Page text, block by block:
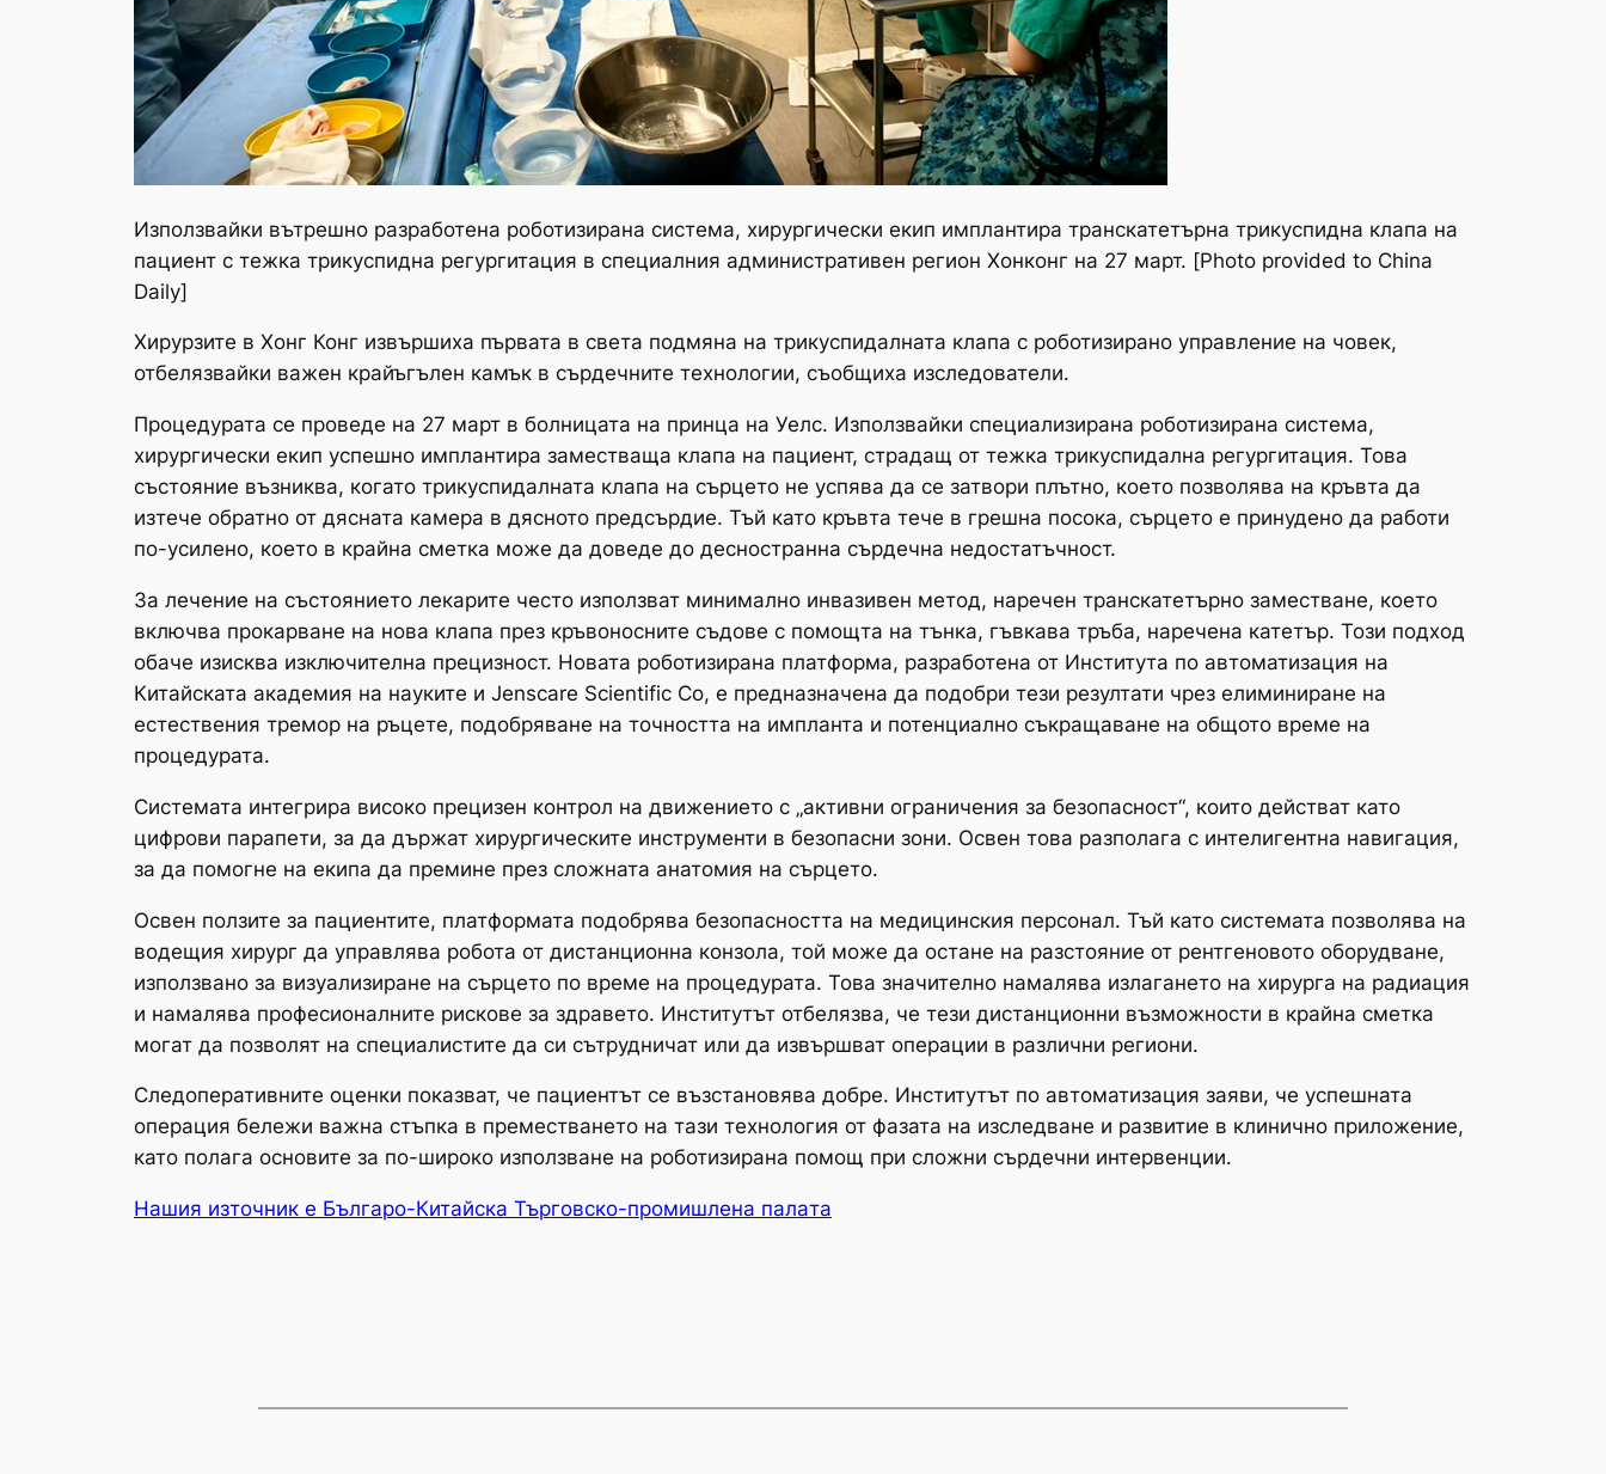
Използвайки вътрешно разработена роботизирана система, хирургически екип имплантира транскатетърна трикуспидна клапа на
пациент с тежка трикуспидна регургитация в специалния административен регион Хонконг на 27 март. [Photo provided to China
Daily]
Хирурзите в Хонг Конг извършиха първата в света подмяна на трикуспидалната клапа с роботизирано управление на човек,
отбелязвайки важен крайъгълен камък в сърдечните технологии, съобщиха изследователи.
Процедурата се проведе на 27 март в болницата на принца на Уелс. Използвайки специализирана роботизирана система,
хирургически екип успешно имплантира заместваща клапа на пациент, страдащ от тежка трикуспидална регургитация. Това
състояние възниква, когато трикуспидалната клапа на сърцето не успява да се затвори плътно, което позволява на кръвта да
изтече обратно от дясната камера в дясното предсърдие. Тъй като кръвта тече в грешна посока, сърцето е принудено да работи
по-усилено, което в крайна сметка може да доведе до десностранна сърдечна недостатъчност.
За лечение на състоянието лекарите често използват минимално инвазивен метод, наречен транскатетърно заместване, което
включва прокарване на нова клапа през кръвоносните съдове с помощта на тънка, гъвкава тръба, наречена катетър. Този подход
обаче изисква изключителна прецизност. Новата роботизирана платформа, разработена от Института по автоматизация на
Китайската академия на науките и Jenscare Scientific Co, е предназначена да подобри тези резултати чрез елиминиране на
естествения тремор на ръцете, подобряване на точността на импланта и потенциално съкращаване на общото време на
процедурата.
Системата интегрира високо прецизен контрол на движението с „активни ограничения за безопасност“, които действат като
цифрови парапети, за да държат хирургическите инструменти в безопасни зони. Освен това разполага с интелигентна навигация,
за да помогне на екипа да премине през сложната анатомия на сърцето.
Освен ползите за пациентите, платформата подобрява безопасността на медицинския персонал. Тъй като системата позволява на
водещия хирург да управлява робота от дистанционна конзола, той може да остане на разстояние от рентгеновото оборудване,
използвано за визуализиране на сърцето по време на процедурата. Това значително намалява излагането на хирурга на радиация
и намалява професионалните рискове за здравето. Институтът отбелязва, че тези дистанционни възможности в крайна сметка
могат да позволят на специалистите да си сътрудничат или да извършват операции в различни региони.
Следоперативните оценки показват, че пациентът се възстановява добре. Институтът по автоматизация заяви, че успешната
операция бележи важна стъпка в преместването на тази технология от фазата на изследване и развитие в клинично приложение,
като полага основите за по-широко използване на роботизирана помощ при сложни сърдечни интервенции.
Нашия източник е Българо-Китайска Търговско-промишлена палaта